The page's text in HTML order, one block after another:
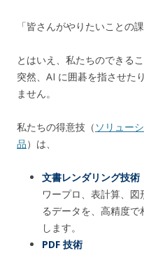
「皆さんがやりたいことの
とはいえ、私たちのできる
突然、AI に囲碁を指させた
ません。
私たちの得意技（ ソリュー
品）は、
文書レンダリング技術
ワープロ、表計算、
るデータを、高精度
します。
PDF 技術